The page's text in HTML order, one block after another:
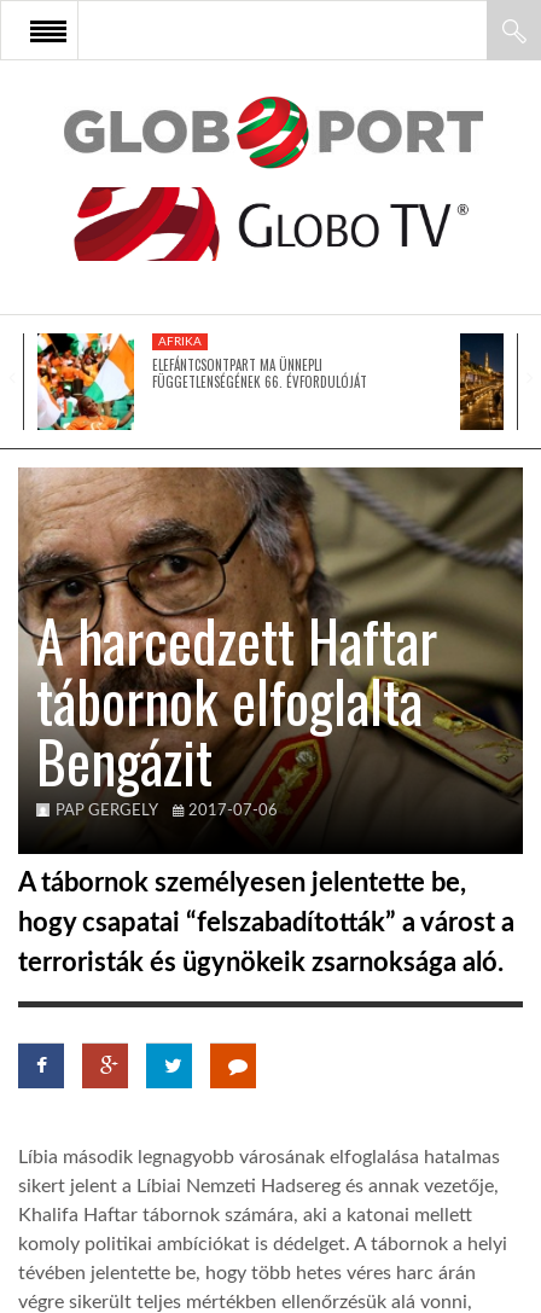
FŐOLDAL
AFRIKA
ÁZSIA
LATIN-AMERIKA
KÖZEL-KELET
AUSZTRÁLIA
A VILÁG ITTHON
HÍR3D
GLOBOTV
AFRIKA TUDÁSTÁR
AFRIKA
ELEFÁNTCSONTPART MA ÜNNEPLI
FÜGGETLENSÉGÉNEK 66. ÉVFORDULÓJÁT
A harcedzett Haftar
tábornok elfoglalta
Bengázit
PAP GERGELY 2017-07-06
A tábornok személyesen jelentette be,
hogy csapatai “felszabadították” a várost a
terroristák és ügynökeik zsarnoksága aló.
Líbia második legnagyobb városának elfoglalása hatalmas
sikert jelent a Líbiai Nemzeti Hadsereg és annak vezetője,
Khalifa Haftar tábornok számára, aki a katonai mellett
komoly politikai ambíciókat is dédelget. A tábornok a helyi
tévében jelentette be, hogy több hetes véres harc árán
végre sikerült teljes mértékben ellenőrzésük alá vonni,